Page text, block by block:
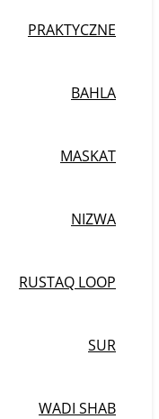
PRAKTYCZNE
BAHLA
MASKAT
NIZWA
RUSTAQ LOOP
SUR
WADI SHAB